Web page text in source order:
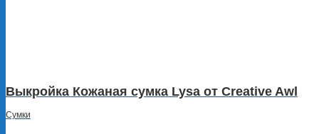
Выкройка Кожаная сумка Lysa от Creative Awl
Сумки